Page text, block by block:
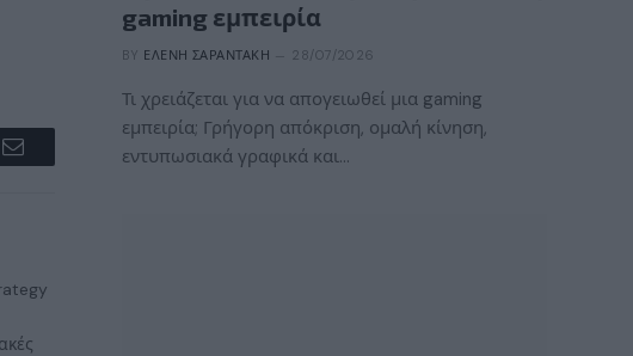
Email
gaming εμπειρία
BY ΕΛΈΝΗ ΣΑΡΑΝΤΆΚΗ 28/07/2026
Τι χρειάζεται για να απογειωθεί μια gaming
εμπειρία; Γρήγορη απόκριση, ομαλή κίνηση,
εντυπωσιακά γραφικά και…